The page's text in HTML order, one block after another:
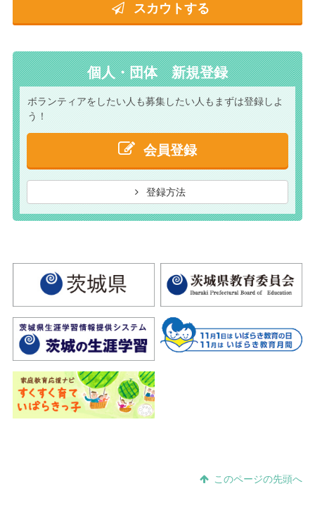
スカウトする
個人・団体 新規登録
ボランティアをしたい人も募集したい人もまずは登録しよ
う！
会員登録
登録方法
このページの先頭へ